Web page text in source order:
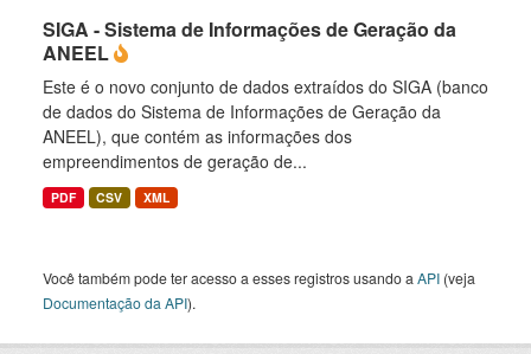
SIGA - Sistema de Informações de Geração da
ANEEL
Este é o novo conjunto de dados extraídos do SIGA (banco
de dados do Sistema de Informações de Geração da
ANEEL), que contém as informações dos
empreendimentos de geração de...
PDF CSV XML
Você também pode ter acesso a esses registros usando a API (veja
Documentação da API).